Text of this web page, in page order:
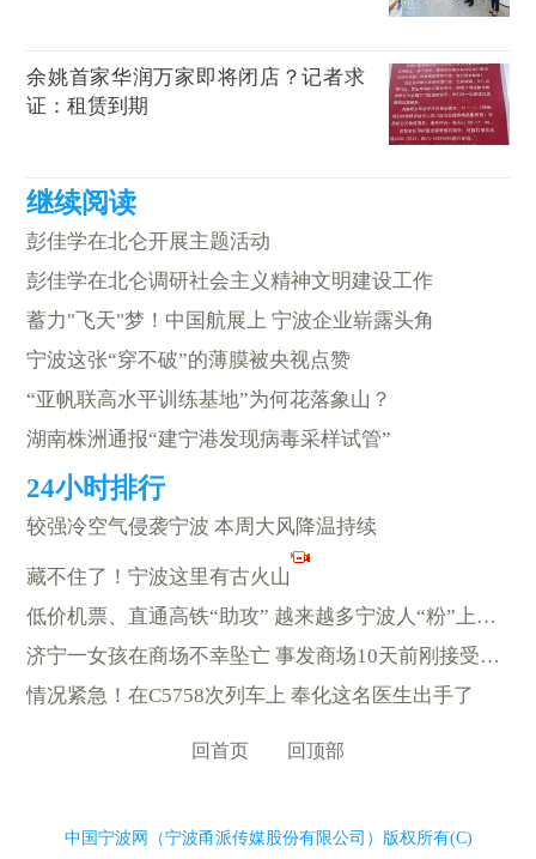
余姚首家华润万家即将闭店？记者求
证：租赁到期
彭佳学在北仑开展主题活动
彭佳学在北仑调研社会主义精神文明建设工作
蓄力"飞天"梦！中国航展上 宁波企业崭露头角
宁波这张“穿不破”的薄膜被央视点赞
“亚帆联高水平训练基地”为何花落象山？
湖南株洲通报“建宁港发现病毒采样试管”
较强冷空气侵袭宁波 本周大风降温持续
藏不住了！宁波这里有古火山
低价机票、直通高铁“助攻” 越来越多宁波人“粉”上赴港游
济宁一女孩在商场不幸坠亡 事发商场10天前刚接受安全检查
情况紧急！在C5758次列车上 奉化这名医生出手了
回首页 回顶部
中国宁波网（宁波甬派传媒股份有限公司）版权所有(C)